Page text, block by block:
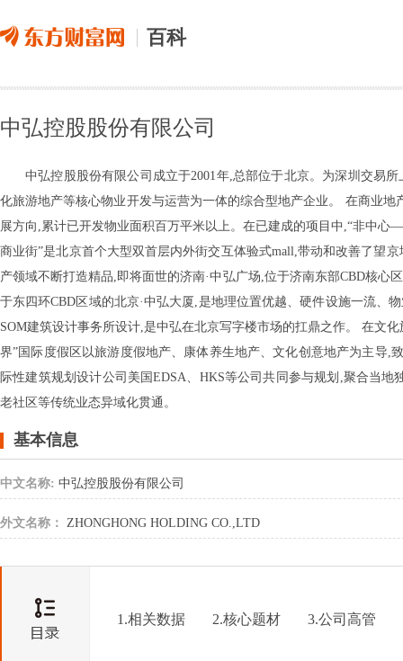
百科
中弘控股股份有限公司
中弘控股股份有限公司成立于2001年,总部位于北京。为深圳交易
化旅游地产等核心物业开发与运营为一体的综合型地产企业。 在商业
展方向,累计已开发物业面积百万平米以上。在已建成的项目中,“非中
商业街”是北京首个大型双首层内外街交互体验式mall,带动和改善了望
产领域不断打造精品,即将面世的济南·中弘广场,位于济南东部CBD核
于东四环CBD区域的北京·中弘大厦,是地理位置优越、硬件设施一流、
SOM建筑设计事务所设计,是中弘在北京写字楼市场的扛鼎之作。 在文
界”国际度假区以旅游度假地产、康体养生地产、文化创意地产为主导
际性建筑规划设计公司美国EDSA、HKS等公司共同参与规划,聚合当
老社区等传统业态异域化贯通。
基本信息
中文名称: 中弘控股股份有限公司
外文名称： ZHONGHONG HOLDING CO.,LTD
1.相关数据 2.核心题材 3.公司高管